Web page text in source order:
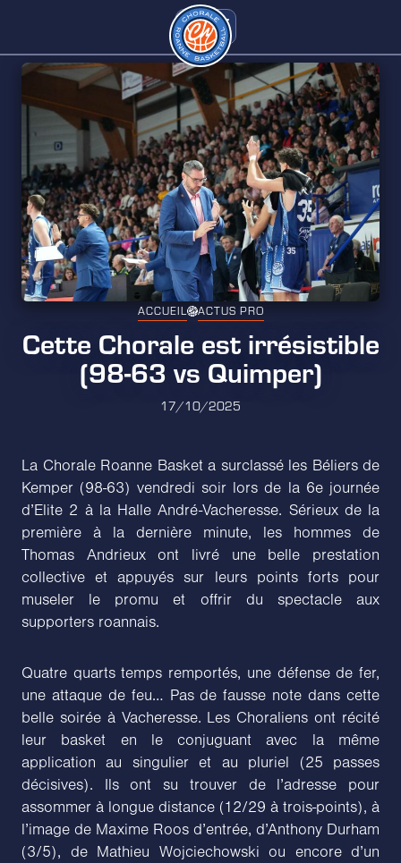
ACCUEIL ACTUS PRO
Cette Chorale est irrésistible
(98-63 vs Quimper)
17/10/2025
La Chorale Roanne Basket a surclassé les Béliers de
Kemper (98-63) vendredi soir lors de la 6e journée
d’Elite 2 à la Halle André-Vacheresse. Sérieux de la
première à la dernière minute, les hommes de
Thomas Andrieux ont livré une belle prestation
collective et appuyés sur leurs points forts pour
museler le promu et offrir du spectacle aux
supporters roannais.
Quatre quarts temps remportés, une défense de fer,
une attaque de feu… Pas de fausse note dans cette
belle soirée à Vacheresse. Les Choraliens ont récité
leur basket en le conjuguant avec la même
application au singulier et au pluriel (25 passes
décisives). Ils ont su trouver de l’adresse pour
assommer à longue distance (12/29 à trois-points), à
l’image de Maxime Roos d’entrée, d’Anthony Durham
(3/5), de Mathieu Wojciechowski ou encore d’un